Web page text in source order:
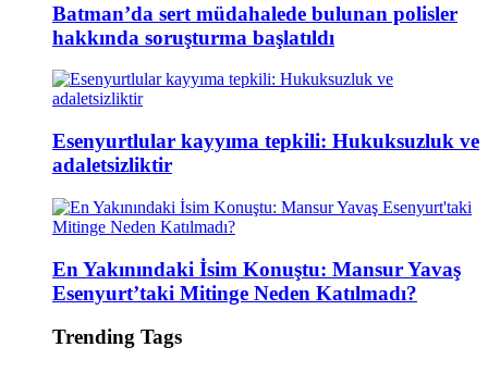
Batman’da sert müdahalede bulunan polisler
hakkında soruşturma başlatıldı
Esenyurtlular kayyıma tepkili: Hukuksuzluk ve
adaletsizliktir
En Yakınındaki İsim Konuştu: Mansur Yavaş
Esenyurt’taki Mitinge Neden Katılmadı?
Trending Tags